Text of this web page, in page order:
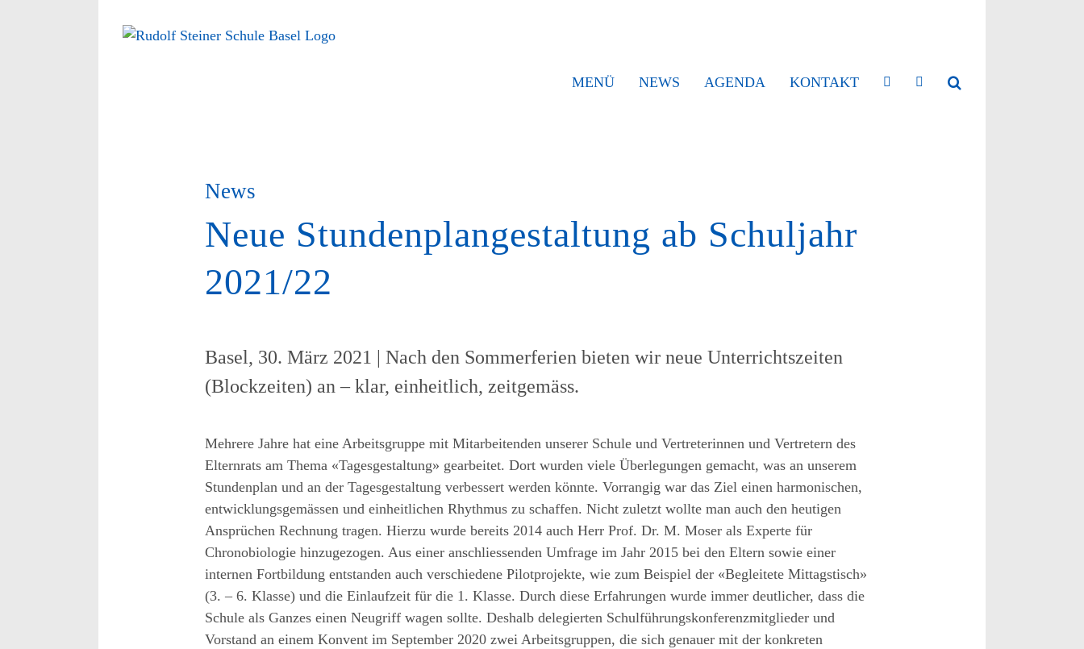
MENÜ
NEWS AGENDA KONTAKT
News
Neue Stundenplangestaltung ab Schuljahr
2021/22
Basel, 30. März 2021 | Nach den Sommerferien bieten wir neue Unterrichtszeiten
(Blockzeiten) an – klar, einheitlich, zeitgemäss.
Mehrere Jahre hat eine Arbeitsgruppe mit Mitarbeitenden unserer Schule und Vertreterinnen und Vertretern des
Elternrats am Thema «Tagesgestaltung» gearbeitet. Dort wurden viele Überlegungen gemacht, was an unserem
Stundenplan und an der Tagesgestaltung verbessert werden könnte. Vorrangig war das Ziel einen harmonischen,
entwicklungsgemässen und einheitlichen Rhythmus zu schaffen. Nicht zuletzt wollte man auch den heutigen
Ansprüchen Rechnung tragen. Hierzu wurde bereits 2014 auch Herr Prof. Dr. M. Moser als Experte für
Chronobiologie hinzugezogen. Aus einer anschliessenden Umfrage im Jahr 2015 bei den Eltern sowie einer
internen Fortbildung entstanden auch verschiedene Pilotprojekte, wie zum Beispiel der «Begleitete Mittagstisch»
(3. – 6. Klasse) und die Einlaufzeit für die 1. Klasse. Durch diese Erfahrungen wurde immer deutlicher, dass die
Schule als Ganzes einen Neugriff wagen sollte. Deshalb delegierten Schulführungskonferenzmitglieder und
Vorstand an einem Konvent im September 2020 zwei Arbeitsgruppen, die sich genauer mit der konkreten